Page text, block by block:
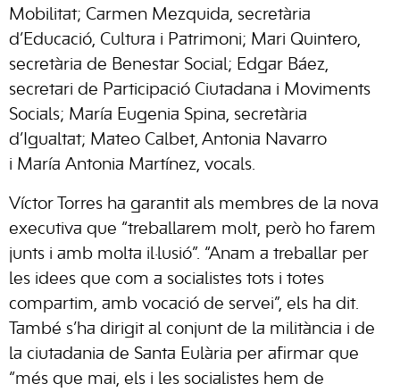
Mobilitat; Carmen Mezquida, secretària
d’Educació, Cultura i Patrimoni; Mari Quintero,
secretària de Benestar Social; Edgar Báez,
secretari de Participació Ciutadana i Moviments
Socials; María Eugenia Spina, secretària
d’Igualtat; Mateo Calbet, Antonia Navarro
i María Antonia Martínez, vocals.
Víctor Torres ha garantit als membres de la nova
executiva que “treballarem molt, però ho farem
junts i amb molta il·lusió”. “Anam a treballar per
les idees que com a socialistes tots i totes
compartim, amb vocació de servei”, els ha dit.
També s’ha dirigit al conjunt de la militància i de
la ciutadania de Santa Eulària per afirmar que
“més que mai, els i les socialistes hem de